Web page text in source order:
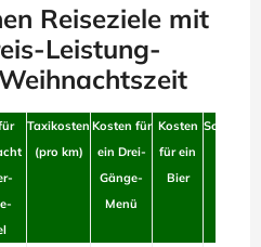
Reiseziele mit
Leistung-
Taxikosten
(pro km)
Kosten für
ein Drei-
Gänge-
Menü
Kosten
für ein
Bier